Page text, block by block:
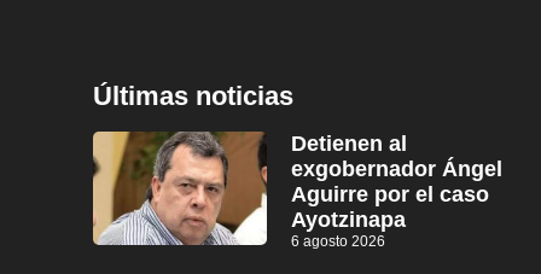
Últimas noticias
Detienen al
exgobernador Ángel
Aguirre por el caso
Ayotzinapa
6 agosto 2026